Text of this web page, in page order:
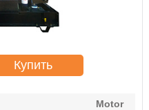
Купить
Motor